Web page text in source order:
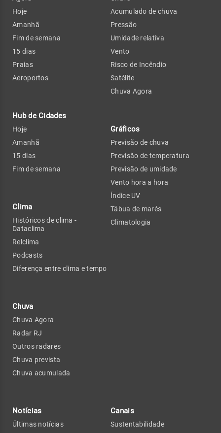
Hoje
Amanhã
Fim de semana
15 dias
Praias
Aeroportos
Hub de Cidades
Hoje
Amanhã
15 dias
Fim de semana
Clima
Históricos de clima -
Dataclima
Relclima
Podcasts
Diferença entre clima e tempo
Chuva
Chuva Agora
Radar RJ
Outros radares
Chuva prevista
Chuva acumulada
Acumulado de chuva
Pressão
Umidade relativa
Vento
Risco de Incêndio
Satélite
Chuva Agora
Gráficos
Previsão de chuva
Previsão de temperatura
Previsão de umidade
Vento hora a hora
Índice UV
Tábua de marés
Climatologia
Notícias
Últimas notícias
Canais
Sustentabilidade